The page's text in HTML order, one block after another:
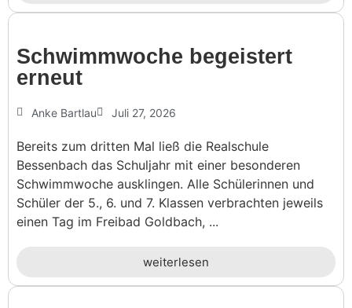
Schwimm­woche begeis­tert
erneut
Anke Bartlau Juli 27, 2026
Bereits zum dritten Mal ließ die Realschule
Bessenbach das Schuljahr mit einer besonderen
Schwimmwoche ausklingen. Alle Schülerinnen und
Schüler der 5., 6. und 7. Klassen verbrachten jeweils
einen Tag im Freibad Goldbach, ...
weiterlesen